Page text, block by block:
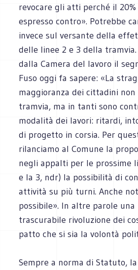
revocare gli atti perché il
espresso contro». Potrebbe
invece sul versante della
delle linee 2 e 3 della
dalla Camera del lavoro il
Fuso oggi fa sapere: «La
maggioranza dei cittadini
tramvia, ma in tanti sono
modalità dei lavori: ritardi,
di progetto in corsia. Per
rilanciamo al Comune la
negli appalti per le prossime
e la 3, ndr) la possibilità di
attività su più turni. Anche
possibile». In altre parole una
trascurabile rivoluzione dei
patto che si sia la volontà
Sempre a norma di Statuto,